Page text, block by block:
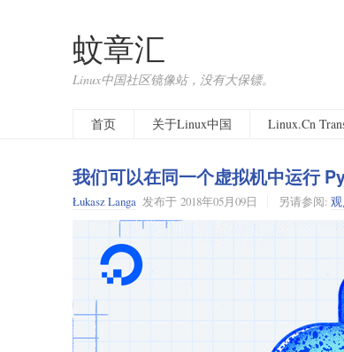
蚊章汇
Linux中国社区镜像站，没有大保镖。
首页
关于Linux中国 Linux.Cn
我们可以在同一个虚拟机中运行
Łukasz Langa 发布于 2018年05月09日 另请参阅: